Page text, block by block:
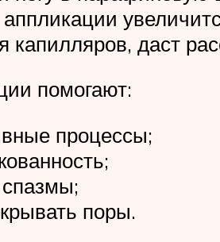
капилляров, даст
помогают:
процессы;
поры.